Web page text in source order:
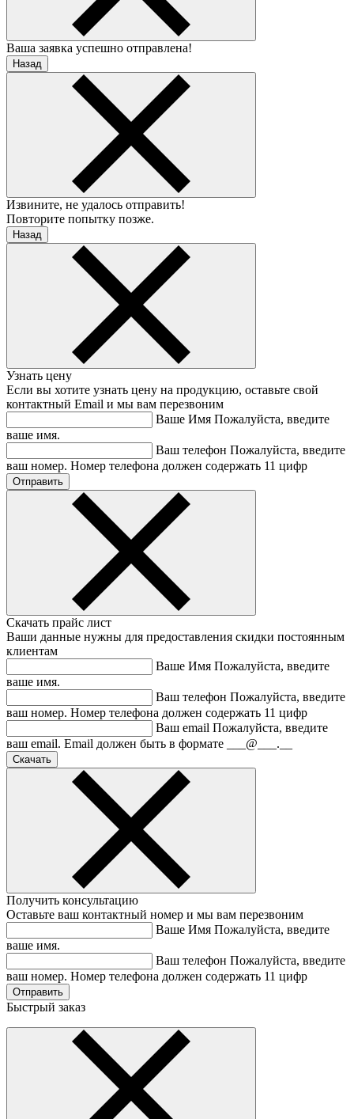
Ваша заявка успешно отправлена!
Назад
Извините, не удалось отправить!
Повторите попытку позже.
Назад
Узнать цену
Если вы хотите узнать цену на продукцию, оставьте свой
контактный Email и мы вам перезвоним
Ваше Имя Пожалуйста, введите
ваше имя.
Ваш телефон Пожалуйста, введите
ваш номер. Номер телефона должен содержать 11 цифр
Скачать прайс лист
Ваши данные нужны для предоставления скидки постоянным
клиентам
Ваше Имя Пожалуйста, введите
ваше имя.
Ваш телефон Пожалуйста, введите
ваш номер. Номер телефона должен содержать 11 цифр
Ваш email Пожалуйста, введите
ваш email. Email должен быть в формате ___@___.__
Получить консультацию
Оставьте ваш контактный номер и мы вам перезвоним
Ваше Имя Пожалуйста, введите
ваше имя.
Ваш телефон Пожалуйста, введите
ваш номер. Номер телефона должен содержать 11 цифр
Быстрый заказ